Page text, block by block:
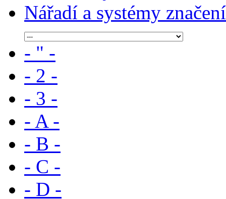
Nářadí a systémy značení
- " -
- 2 -
- 3 -
- A -
- B -
- C -
- D -